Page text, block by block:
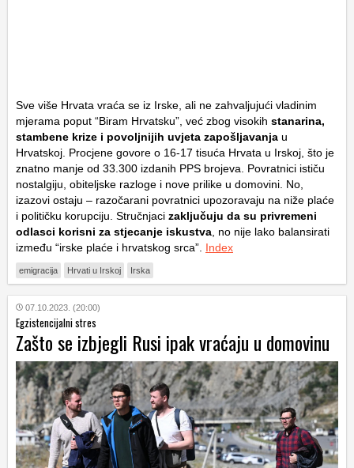
Sve više Hrvata vraća se iz Irske, ali ne zahvaljujući vladinim
mjerama poput “Biram Hrvatsku”, već zbog visokih stanarina,
stambene krize i povoljnijih uvjeta zapošljavanja u
Hrvatskoj. Procjene govore o 16-17 tisuća Hrvata u Irskoj, što je
znatno manje od 33.300 izdanih PPS brojeva. Povratnici ističu
nostalgiju, obiteljske razloge i nove prilike u domovini. No,
izazovi ostaju – razočarani povratnici upozoravaju na niže plaće
i političku korupciju. Stručnjaci zaključuju da su privremeni
odlasci korisni za stjecanje iskustva , no nije lako balansirati
između “irske plaće i hrvatskog srca”. Index
emigracija Hrvati u Irskoj Irska
07.10.2023. (20:00)
Egzistencijalni stres
Zašto se izbjegli Rusi ipak vraćaju u domovinu